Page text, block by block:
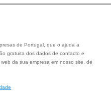
de Portugal, que o ajuda a
gratuita dos dados de contacto e
da sua empresa em nosso site, de